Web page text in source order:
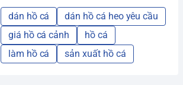
dán hồ cá
dán hồ cá heo yêu cầu
giá hồ cá cảnh
hồ cá
làm hồ cá
sản xuất hồ cá